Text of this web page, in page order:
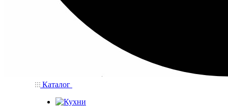
Каталог